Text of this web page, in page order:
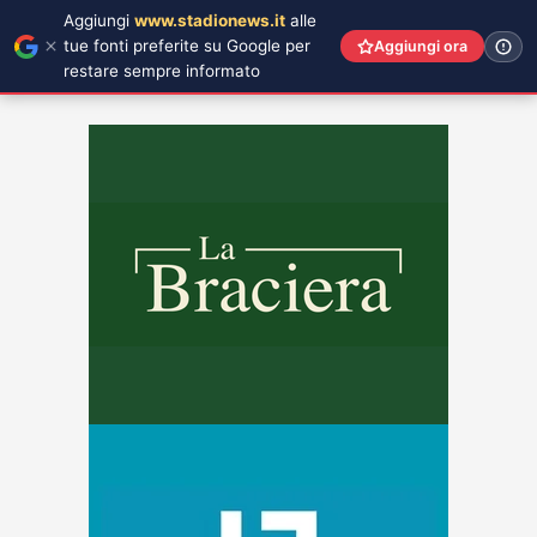
Aggiungi www.stadionews.it alle
tue fonti preferite su Google per
restare sempre informato
Aggiungi ora